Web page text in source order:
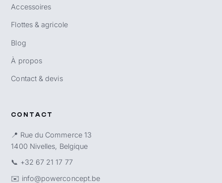
Accessoires
Flottes & agricole
Blog
À propos
Contact & devis
CONTACT
📍 Rue du Commerce 13
1400 Nivelles, Belgique
📞 +32 67 21 17 77
✉️ info@powerconcept.be